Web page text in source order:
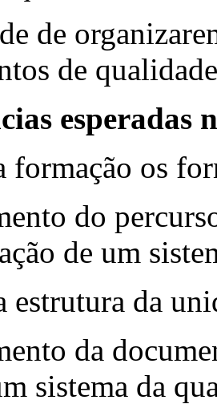
de
de
esperadas
os
do
de um
estrutura da
da
sistema da